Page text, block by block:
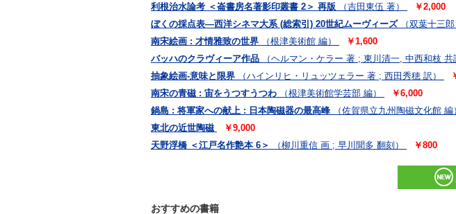
利根治水論考 ＜崙書房名著影印叢書 2＞ 再版
（吉田東伍 著）
￥2,000
ぼくの採点表—西洋シネマ大系 (総索引) 20世紀ムーヴィーズ
（双葉十三
南宋絵画 : 才情雅致の世界
（根津美術館 編）
￥1,600
バッハのクラヴィーア作品
（ヘルマン・ケラー 著 ; 東川清一, 中西和枝 共
抽象絵画-意味と限界
（ハインリヒ・リュッツェラー 著 ; 西田秀穂 訳）
南宋の青磁 : 宙をうつすうつわ
（根津美術館学芸部 編）
￥6,000
鍋島 : 将軍家への献上 : 日本陶磁器の最高峰
（佐賀県立九州陶磁文化館 編
東北の近世陶磁
￥9,000
天野浮橋 ＜江戸名作艶本 6＞
（柳川重信 画 ; 早川聞多 翻刻） ￥800
おすすめの書籍